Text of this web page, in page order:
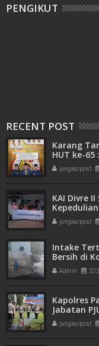
PENGIKUT
RECENT POST
Karang
HUT ke-
jangkarpost
KAI Divre
jangkarpost
Intake
Bersih di
Admin
Kapolres
Jabatan
jangkarpost